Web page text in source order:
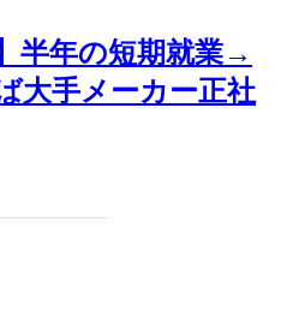
半年の短期就業→
大手メーカー正社